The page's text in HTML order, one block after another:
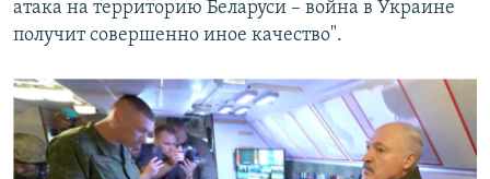
атака на территорию Беларуси – война в Украине
получит совершенно иное качество".